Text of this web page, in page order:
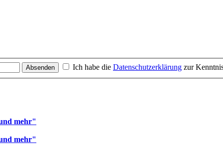
Absenden Ich habe die Datenschutzerklärung zur
mehr"
mehr"